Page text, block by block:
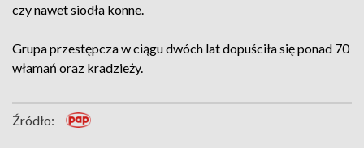
czy nawet siodła konne.
Grupa przestępcza w ciągu dwóch lat dopuściła się ponad 70
włamań oraz kradzieży.
Źródło: